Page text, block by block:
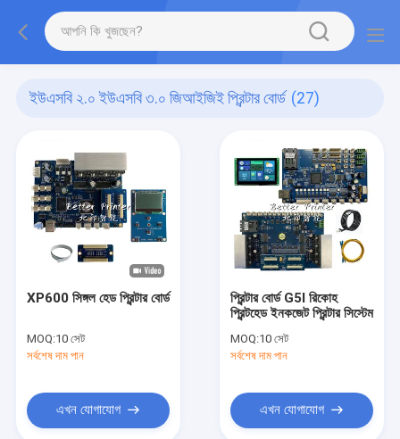
ইউএসবি ২.০ ইউএসবি ৩.০ জিআইজিই প্রিন্টার বোর্ড (27)
XP600 সিঙ্গল হেড প্রিন্টার বোর্ড
MOQ:10 সেট
সর্বশেষ দাম পান
এখন যোগাযোগ
প্রিন্টার বোর্ড G5I রিকোহ
প্রিন্টহেড ইনকজেট প্রিন্টার সিস্টেম
MOQ:10 সেট
সর্বশেষ দাম পান
এখন যোগাযোগ